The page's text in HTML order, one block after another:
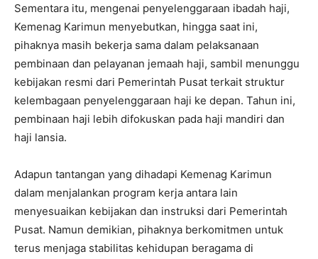
Sementara itu, mengenai penyelenggaraan ibadah haji,
Kemenag Karimun menyebutkan, hingga saat ini,
pihaknya masih bekerja sama dalam pelaksanaan
pembinaan dan pelayanan jemaah haji, sambil menunggu
kebijakan resmi dari Pemerintah Pusat terkait struktur
kelembagaan penyelenggaraan haji ke depan. Tahun ini,
pembinaan haji lebih difokuskan pada haji mandiri dan
haji lansia.
Adapun tantangan yang dihadapi Kemenag Karimun
dalam menjalankan program kerja antara lain
menyesuaikan kebijakan dan instruksi dari Pemerintah
Pusat. Namun demikian, pihaknya berkomitmen untuk
terus menjaga stabilitas kehidupan beragama di